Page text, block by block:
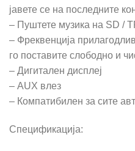
јавете се на последните
– Пуштете музика на SD /
– Фреквенција
го поставите слободно и
– Дигитален дисплеј
– AUX влез
– Компатибилен за сите
Спецификација: